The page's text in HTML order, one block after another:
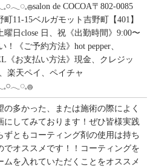
de COCOA〒802-0085
11-15ベルガモット吉野町【401】
曜日close 日、祝《出勤時間》9:00〜
《ご予約方法》hot pepper、
《お支払い方法》現金、クレジッ
楽天ペイ、ペイチャ
多かった、または施術の際によく
にしてみております！ぜひ皆様実践
ずともコーティング剤の使用は持ち
でオススメです！！コーティングを
を入れていただくことをオススメ